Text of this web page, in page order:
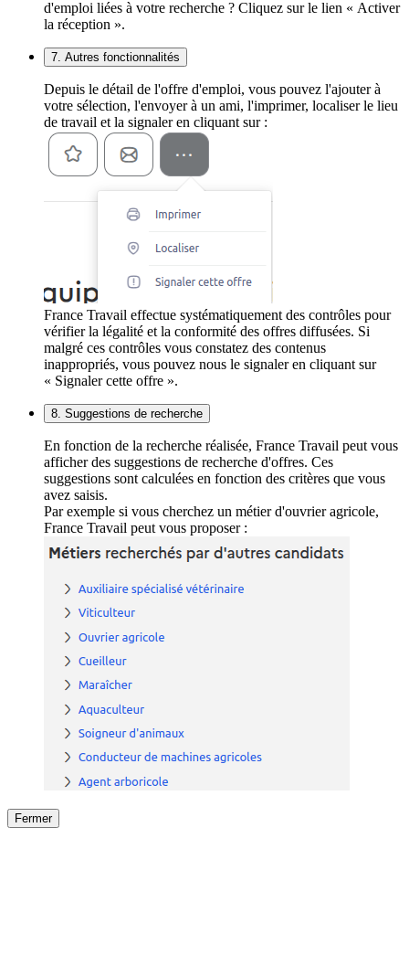
d'emploi liées à votre recherche ? Cliquez sur le lien « Activer
la réception ».
7. Autres fonctionnalités
Depuis le détail de l'offre d'emploi, vous pouvez l'ajouter à
votre sélection, l'envoyer à un ami, l'imprimer, localiser le lieu
de travail et la signaler en cliquant sur :
France Travail effectue systématiquement des contrôles pour
vérifier la légalité et la conformité des offres diffusées. Si
malgré ces contrôles vous constatez des contenus
inappropriés, vous pouvez nous le signaler en cliquant sur
« Signaler cette offre ».
8. Suggestions de recherche
En fonction de la recherche réalisée, France Travail peut vous
afficher des suggestions de recherche d'offres. Ces
suggestions sont calculées en fonction des critères que vous
avez saisis.
Par exemple si vous cherchez un métier d'ouvrier agricole,
France Travail peut vous proposer :
Fermer